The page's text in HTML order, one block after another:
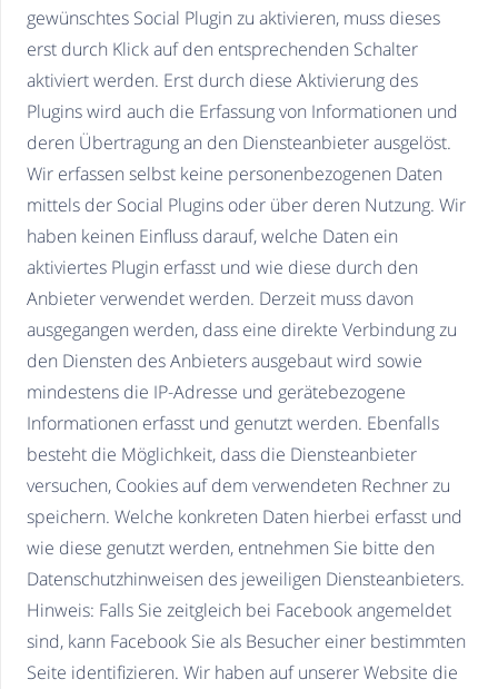
gewünschtes Social Plugin zu aktivieren, muss dieses
erst durch Klick auf den entsprechenden Schalter
aktiviert werden. Erst durch diese Aktivierung des
Plugins wird auch die Erfassung von Informationen und
deren Übertragung an den Diensteanbieter ausgelöst.
Wir erfassen selbst keine personenbezogenen Daten
mittels der Social Plugins oder über deren Nutzung. Wir
haben keinen Einfluss darauf, welche Daten ein
aktiviertes Plugin erfasst und wie diese durch den
Anbieter verwendet werden. Derzeit muss davon
ausgegangen werden, dass eine direkte Verbindung zu
den Diensten des Anbieters ausgebaut wird sowie
mindestens die IP-Adresse und gerätebezogene
Informationen erfasst und genutzt werden. Ebenfalls
besteht die Möglichkeit, dass die Diensteanbieter
versuchen, Cookies auf dem verwendeten Rechner zu
speichern. Welche konkreten Daten hierbei erfasst und
wie diese genutzt werden, entnehmen Sie bitte den
Datenschutzhinweisen des jeweiligen Diensteanbieters.
Hinweis: Falls Sie zeitgleich bei Facebook angemeldet
sind, kann Facebook Sie als Besucher einer bestimmten
Seite identifizieren. Wir haben auf unserer Website die